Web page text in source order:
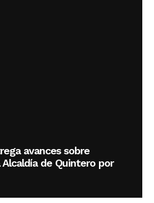
avances sobre
de Quintero por